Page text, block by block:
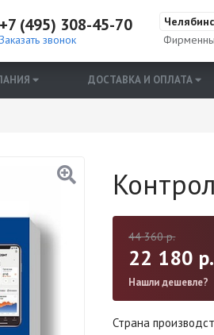
+7 (495) 308-45-70
Заказать звонок
ДОСТАВКА И ОПЛАТА
44 360р.
22 180
Нашли дешевле?
Страна